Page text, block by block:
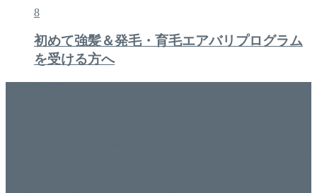
8
初めて強髪＆発毛・育毛エアバリプログラム
を受ける方へ